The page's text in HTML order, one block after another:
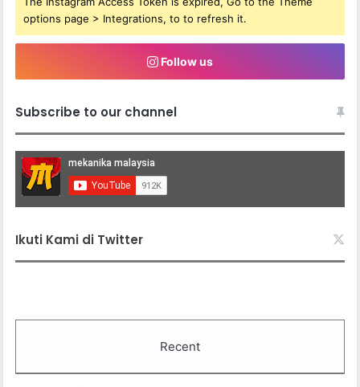
options page > Integrations, to to refresh it.
Follow us
Subscribe to our channel
Ikuti Kami di Twitter
Recent